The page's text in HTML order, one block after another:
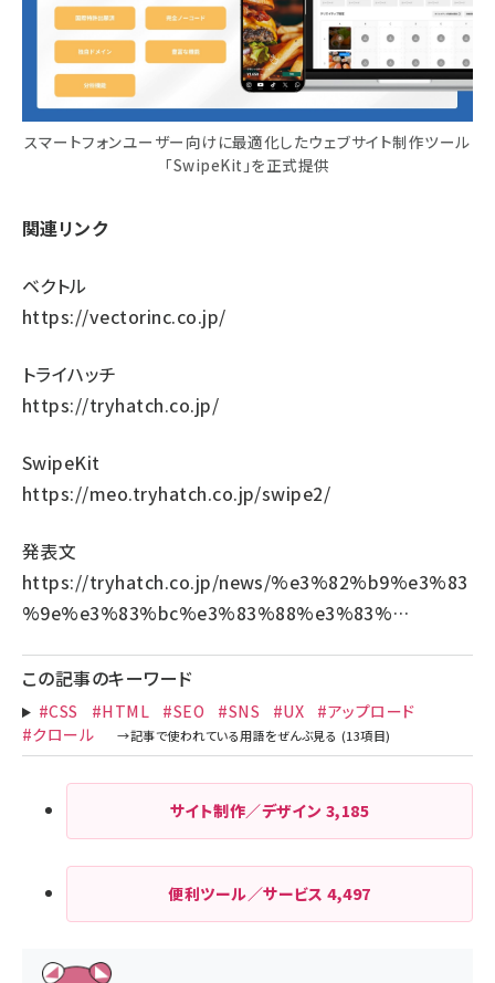
スマートフォンユーザー向けに最適化したウェブサイト制作ツール
「SwipeKit」を正式提供
関連リンク
ベクトル
https://vectorinc.co.jp/
トライハッチ
https://tryhatch.co.jp/
SwipeKit
https://meo.tryhatch.co.jp/swipe2/
発表文
https://tryhatch.co.jp/news/%e3%82%b9%e3%83
%9e%e3%83%bc%e3%83%88%e3%83%…
この記事のキーワード
#CSS #HTML #SEO #SNS #UX
#アップロード
#クロール
サイト制作／デザイン 3,185
便利ツール／サービス4,497